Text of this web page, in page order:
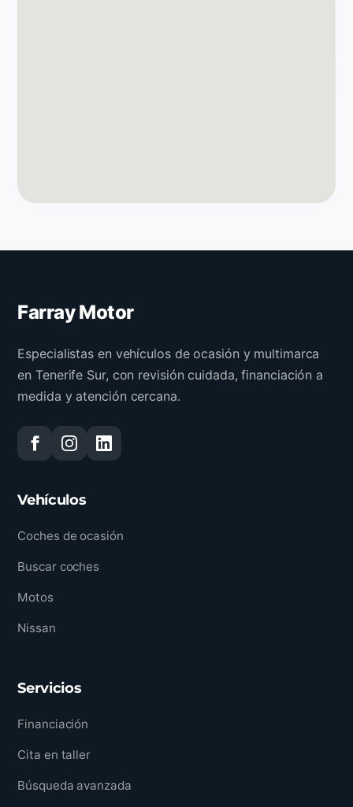
Farray Motor
Especialistas en vehículos de ocasión y multimarca
en Tenerife Sur, con revisión cuidada, financiación a
medida y atención cercana.
Vehículos
Coches de ocasión
Buscar coches
Motos
Nissan
Servicios
Financiación
Cita en taller
Búsqueda avanzada